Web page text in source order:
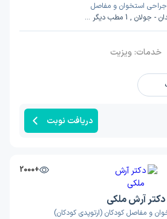
استخوان و مفاصل
جولان , 1 مطب دیگر ...
خدمات:ویزیت
دریافت نوبت
+2000
دکتر آرش ملکی
و مفاصل کودکان (ارتوپدی کودکان)